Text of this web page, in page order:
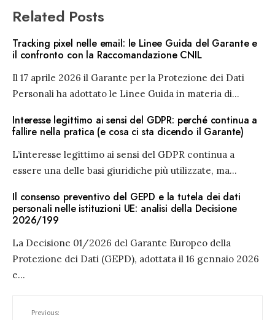
Related Posts
Tracking pixel nelle email: le Linee Guida del Garante e
il confronto con la Raccomandazione CNIL
Il 17 aprile 2026 il Garante per la Protezione dei Dati
Personali ha adottato le Linee Guida in materia di...
Interesse legittimo ai sensi del GDPR: perché continua a
fallire nella pratica (e cosa ci sta dicendo il Garante)
L’interesse legittimo ai sensi del GDPR continua a
essere una delle basi giuridiche più utilizzate, ma...
Il consenso preventivo del GEPD e la tutela dei dati
personali nelle istituzioni UE: analisi della Decisione
2026/199
La Decisione 01/2026 del Garante Europeo della
Protezione dei Dati (GEPD), adottata il 16 gennaio 2026
e...
Previous: